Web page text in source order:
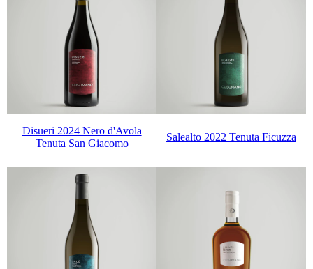
Disueri 2024 Nero d'Avola
Tenuta San Giacomo
Salealto 2022 Tenuta Ficuzza